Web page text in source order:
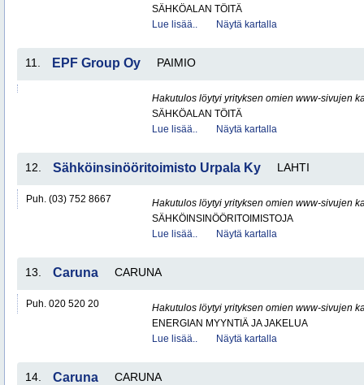
SÄHKÖALAN TÖITÄ
Lue lisää..
Näytä kartalla
11. EPF Group Oy PAIMIO
Hakutulos löytyi yrityksen omien www-sivujen
SÄHKÖALAN TÖITÄ
Lue lisää..
Näytä kartalla
12. Sähköinsinööritoimisto Urpala Ky LAHTI
Puh. (03) 752 8667
Hakutulos löytyi yrityksen omien www-sivujen
SÄHKÖINSINÖÖRITOIMISTOJA
Lue lisää..
Näytä kartalla
13. Caruna CARUNA
Puh. 020 520 20
Hakutulos löytyi yrityksen omien www-sivujen
ENERGIAN MYYNTIÄ JA JAKELUA
Lue lisää..
Näytä kartalla
14. Caruna CARUNA